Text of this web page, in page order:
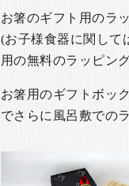
お箸のギフト用のラ
(お子様食器に関して
用の無料のラッピン
お箸用のギフトボッ
でさらに風呂敷での